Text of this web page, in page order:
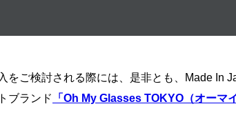
をご検討される際には、是非とも、Made In
ブランド
「Oh My Glasses TOKYO（オーマ